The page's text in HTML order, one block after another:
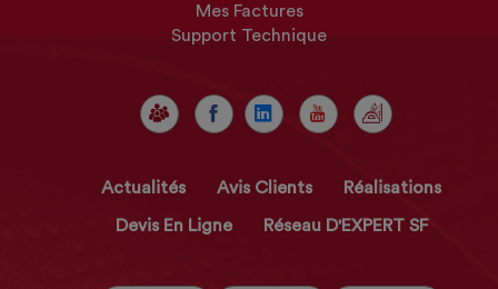
Mes Factures
Support Technique
Actualités Avis Clients Réalisations
Devis En Ligne Réseau D'EXPERT SF